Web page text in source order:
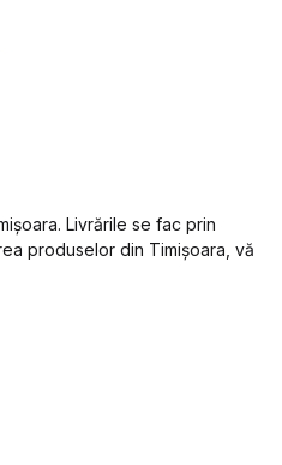
Livrările se fac prin
produselor din Timișoara, vă